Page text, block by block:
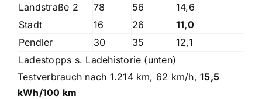
Landstraße 2
78 56
14,6
Stadt
16 26
11,0
Pendler
30 35
12,1
Ladestopps s. Ladehistorie (unten)
Testverbrauch nach 1.214 km, 62 km/h, 15,5
kWh/100 km